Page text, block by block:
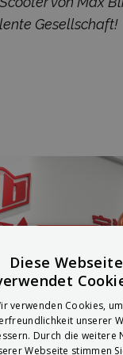
Gesellschaft!
Diese Webseite
verwenden Cookies,
unserer
Durch die weitere
Webseite stimmen